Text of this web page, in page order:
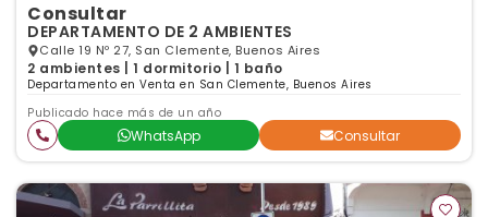
Consultar
DEPARTAMENTO DE 2 AMBIENTES
Calle 19 Nº 27, San Clemente, Buenos Aires
2 ambientes | 1 dormitorio | 1 baño
Departamento en Venta en San Clemente, Buenos Aires
Publicado hace más de un año
WhatsApp Consultar